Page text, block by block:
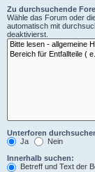
Zu durchsuchende
Wähle das Forum oder
automatisch mit
deaktivierst.
Unterforen
Ja
Nein
Innerhalb suchen:
Betreff und Text der